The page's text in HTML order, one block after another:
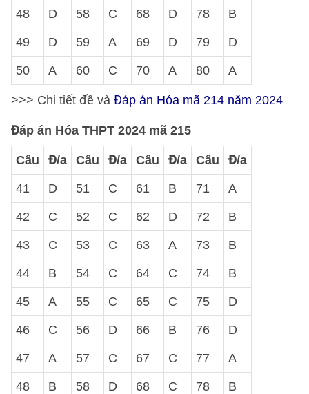
48 D 58 C 68 D 78 B
49 D 59 A 69 D 79 D
50 A 60 C 70 A 80 A
>>> Chi tiết đề và Đáp án Hóa mã 214 năm 2024
Đáp án Hóa THPT 2024 mã 215
Câu Đ/a Câu Đ/a Câu Đ/a Câu Đ/a
41 D 51 C 61 B 71 A
42 C 52 C 62 D 72 B
43 C 53 C 63 A 73 B
44 B 54 C 64 C 74 B
45 A 55 C 65 C 75 D
46 C 56 D 66 B 76 D
47 A 57 C 67 C 77 A
48 B 58 D 68 C 78 B